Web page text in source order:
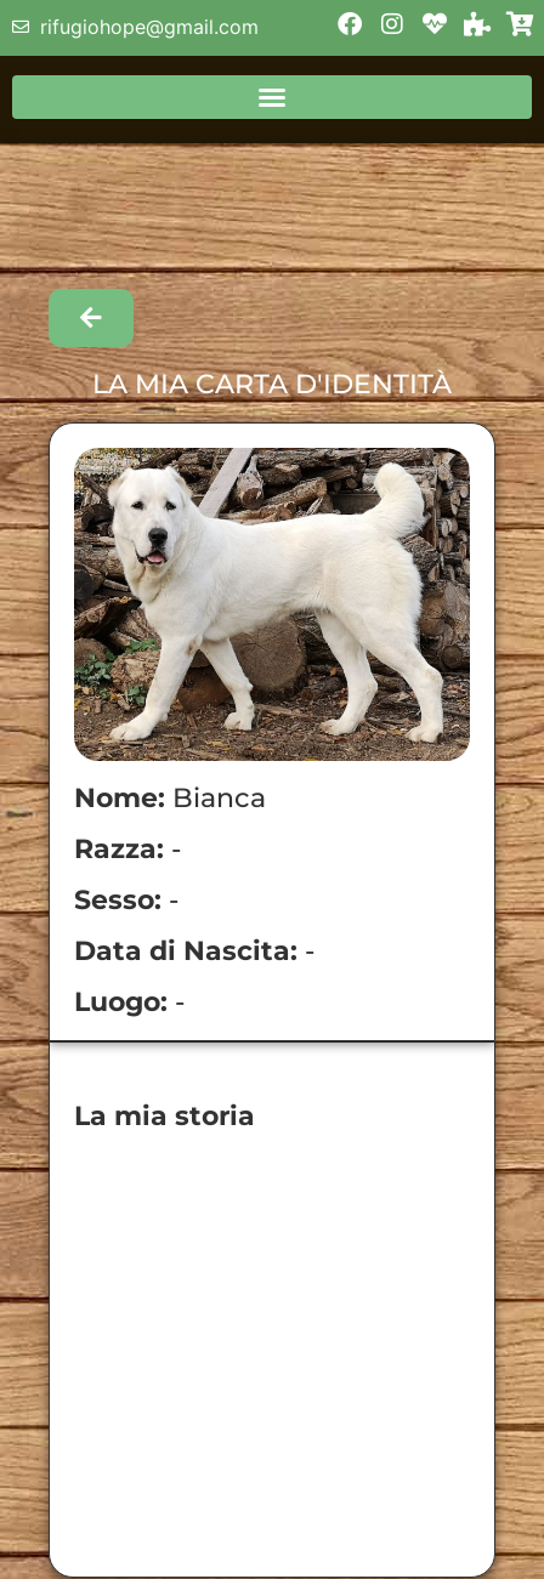
rifugiohope@gmail.com
LA MIA CARTA D'IDENTITÀ
Nome: Bianca
Razza: -
Sesso: -
Data di Nascita: -
Luogo: -
La mia storia